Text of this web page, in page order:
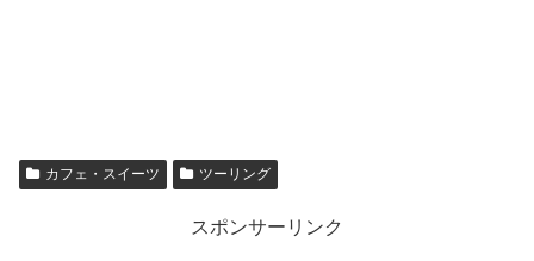
カフェ・スイーツ ツーリング
スポンサーリンク